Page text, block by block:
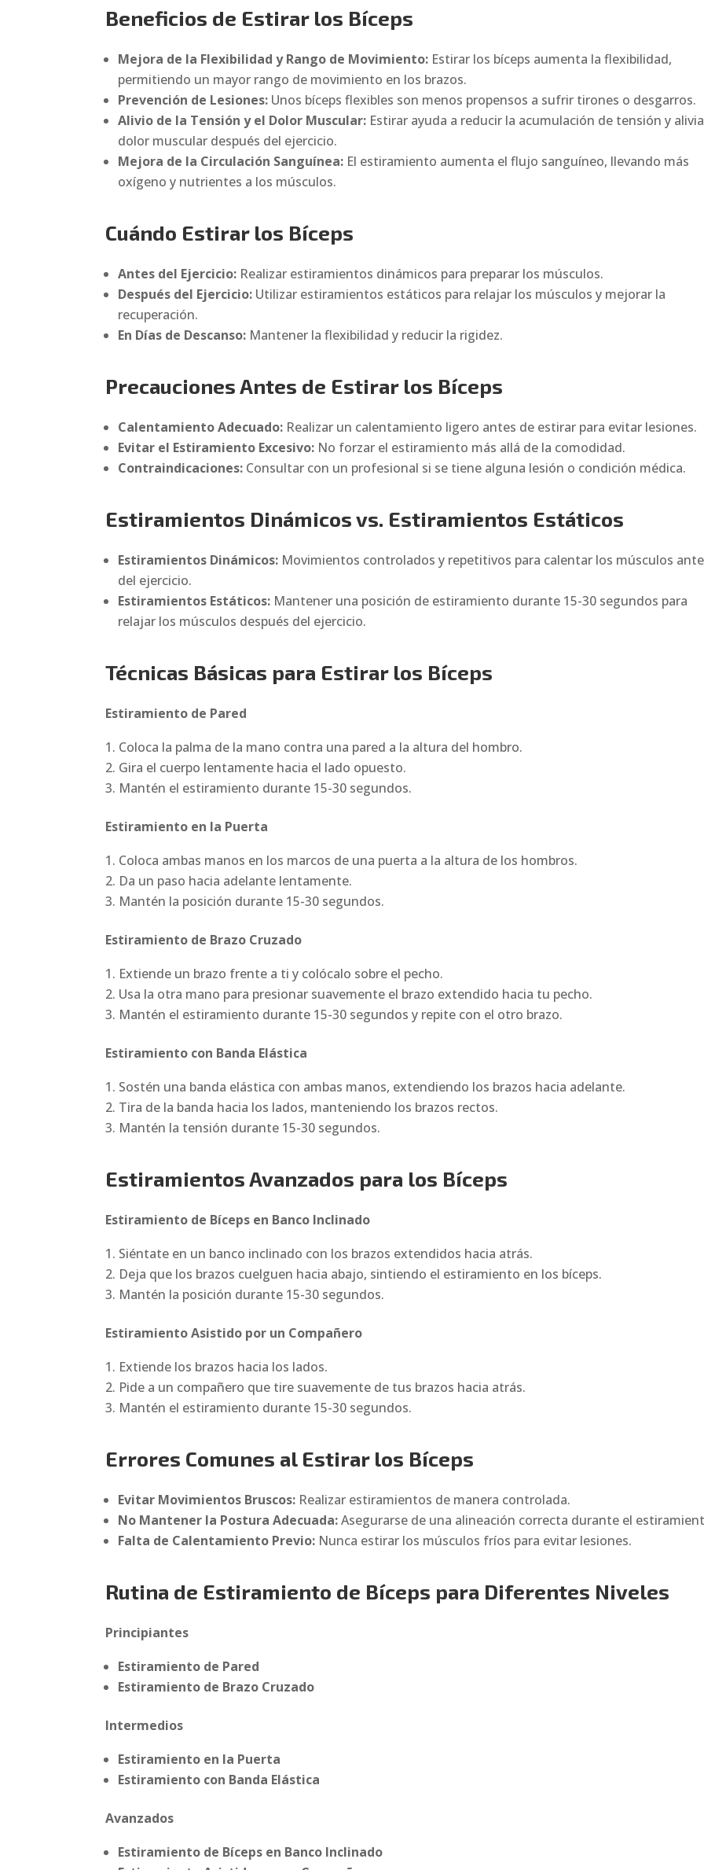
Beneficios de Estirar los Bíceps
Mejora de la Flexibilidad y Rango de Movimiento: Estirar los bíceps aumenta la flexibilidad,
permitiendo un mayor rango de movimiento en los brazos.
Prevención de Lesiones: Unos bíceps flexibles son menos propensos a sufrir tirones o desgarros.
Alivio de la Tensión y el Dolor Muscular: Estirar ayuda a reducir la acumulación de tensión y
dolor muscular después del ejercicio.
Mejora de la Circulación Sanguínea: El estiramiento aumenta el flujo sanguíneo, llevando más
oxígeno y nutrientes a los músculos.
Cuándo Estirar los Bíceps
Antes del Ejercicio: Realizar estiramientos dinámicos para preparar los músculos.
Después del Ejercicio: Utilizar estiramientos estáticos para relajar los músculos y mejorar la
recuperación.
En Días de Descanso: Mantener la flexibilidad y reducir la rigidez.
Precauciones Antes de Estirarlos Bíceps
Calentamiento Adecuado: Realizar un calentamiento ligero antes de estirar para evitar lesiones.
Evitar el Estiramiento Excesivo: No forzar el estiramiento más allá de la comodidad.
Contraindicaciones: Consultar con un profesional si se tiene alguna lesión o condición médica.
Estiramientos Dinámicos vs. Estiramientos Estáticos
Estiramientos Dinámicos: Movimientos controlados y repetitivos para calentar los músculos
del ejercicio.
Estiramientos Estáticos: Mantener una posición de estiramiento durante 15-30 segundos para
relajar los músculos después del ejercicio.
Técnicas Básicas para Estirar los Bíceps
Estiramiento de Pared
Coloca la palma de la mano contra una pared a la altura del hombro.
Gira el cuerpo lentamente hacia el lado opuesto.
Mantén el estiramiento durante 15-30 segundos.
Estiramiento en la Puerta
Coloca ambas manos en los marcos de una puerta a la altura de los hombros.
Da un paso hacia adelante lentamente.
Mantén la posición durante 15-30 segundos.
Estiramiento de Brazo Cruzado
Extiende un brazo frente a ti y colócalo sobre el pecho.
Usa la otra mano para presionar suavemente el brazo extendido hacia tu pecho.
Mantén el estiramiento durante 15-30 segundos y repite con el otro brazo.
Estiramiento con Banda Elástica
Sostén una banda elástica con ambas manos, extendiendo los brazos hacia adelante.
Tira de la banda hacia los lados, manteniendo los brazos rectos.
Mantén la tensión durante 15-30 segundos.
Estiramientos Avanzados para los Bíceps
Estiramiento de Bíceps en Banco Inclinado
Siéntate en un banco inclinado con los brazos extendidos hacia atrás.
Deja que los brazos cuelguen hacia abajo, sintiendo el estiramiento en los bíceps.
Mantén la posición durante 15-30 segundos.
Estiramiento Asistido por un Compañero
Extiende los brazos hacia los lados.
Pide a un compañero que tire suavemente de tus brazos hacia atrás.
Mantén el estiramiento durante 15-30 segundos.
Errores Comunes al Estirar los Bíceps
Evitar Movimientos Bruscos: Realizar estiramientos de manera controlada.
No Mantener la Postura Adecuada:Asegurarse de una alineación correcta durante el
Falta de Calentamiento Previo: Nunca estirar los músculos fríos para evitar lesiones.
Rutina de Estiramiento de Bíceps para Diferentes Niveles
Principiantes
Estiramiento de Pared
Estiramiento de Brazo Cruzado
Intermedios
Estiramiento en la Puerta
Estiramiento con Banda Elástica
Avanzados
Estiramiento de Bíceps en Banco Inclinado